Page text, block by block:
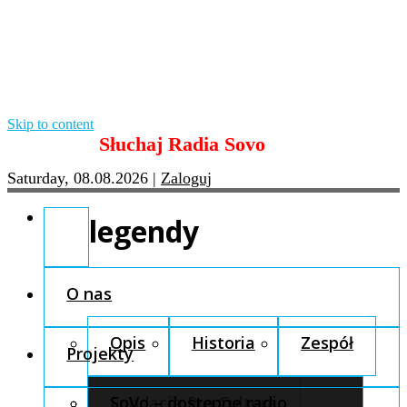
Skip to content
Słuchaj Radia Sovo
Saturday, 08.08.2026 | Zaloguj
O nas
Opis Historia Zespół
Fundacja Pro Cultura
Projekty
SoVo – dostępne radio
legendy